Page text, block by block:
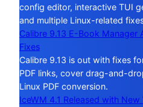
config editor, interactive TUI
and multiple Linux-related
Calibre 9.13 E-Book Manager
Fixes
Calibre 9.13 is out with fixes
PDF links, cover drag-and-
Linux PDF conversion.
IceWM 4.1 Released with